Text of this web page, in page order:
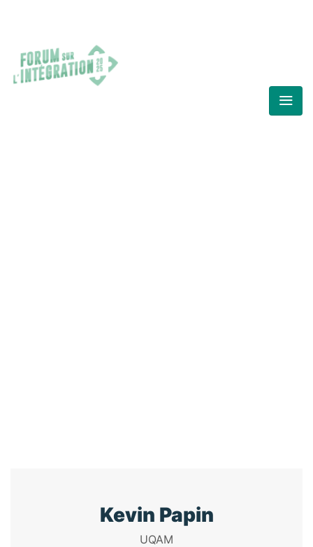
Kevin Papin
UQAM